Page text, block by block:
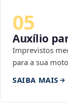
05
Auxílio
Imprevistos
para a sua
SAIBA MAIS